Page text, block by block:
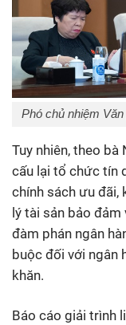
Phó chủ nhiệm
Tuy nhiên, theo bà
cấu lại tổ chức tín
chính sách ưu đãi,
lý tài sản bảo
đàm phán ngân
buộc đối với ngân
khăn.
Báo cáo giải trình